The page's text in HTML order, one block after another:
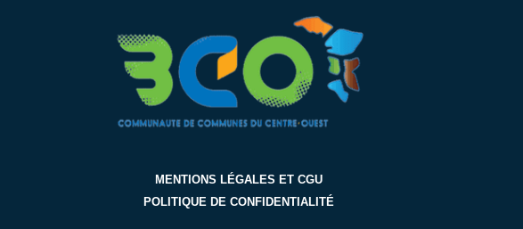
MENTIONS LÉGALES ET CGU
POLITIQUE DE CONFIDENTIALITÉ